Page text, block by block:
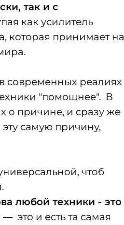
так и с
как усилитель
которая принимает на
современных реалиях
"помощнее". В
о причине, и сразу же
самую причину,
чтоб
любой техники - это
— это и есть та самая